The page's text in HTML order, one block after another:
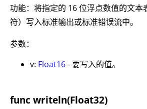
功能：将指定的 16 位浮点数值的文本
符）写入标准输出或标准错误流中。
参数：
v: Float16- 要写入的值。
func writeln(Float32)